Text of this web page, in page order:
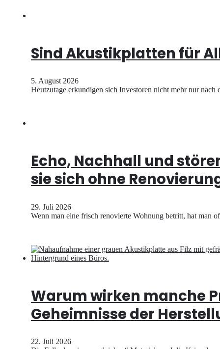
Sind Akustikplatten für
5. August 2026
Heutzutage erkundigen sich Investoren nicht mehr nur
Echo, Nachhall und
sie sich ohne
29. Juli 2026
Wenn man eine frisch renovierte Wohnung betritt, hat
Warum wirken manche
Geheimnisse der
22. Juli 2026